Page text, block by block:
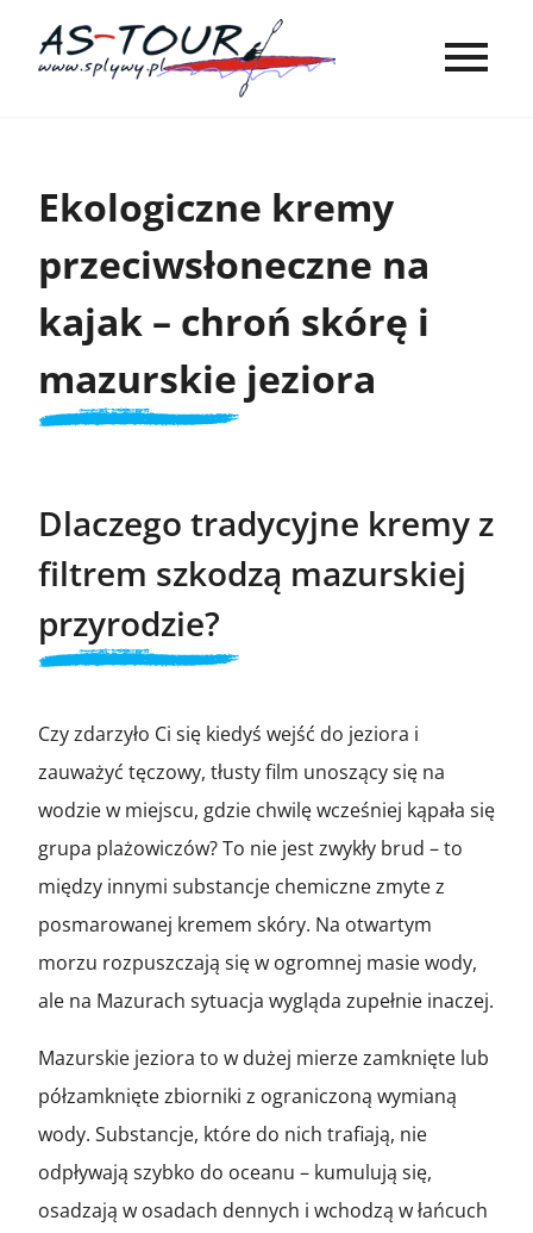
Ekologiczne kremy
przeciwsłoneczne na
kajak – chroń skórę i
mazurskie jeziora
Dlaczego tradycyjne kremy z
filtrem szkodzą mazurskiej
przyrodzie?
Czy zdarzyło Ci się kiedyś wejść do jeziora i
zauważyć tęczowy, tłusty film unoszący się na
wodzie w miejscu, gdzie chwilę wcześniej kąpała się
grupa plażowiczów? To nie jest zwykły brud – to
między innymi substancje chemiczne zmyte z
posmarowanej kremem skóry. Na otwartym
morzu rozpuszczają się w ogromnej masie wody,
ale na Mazurach sytuacja wygląda zupełnie inaczej.
Mazurskie jeziora to w dużej mierze zamknięte lub
półzamknięte zbiorniki z ograniczoną wymianą
wody. Substancje, które do nich trafiają, nie
odpływają szybko do oceanu – kumulują się,
osadzają w osadach dennych i wchodzą w łańcuch